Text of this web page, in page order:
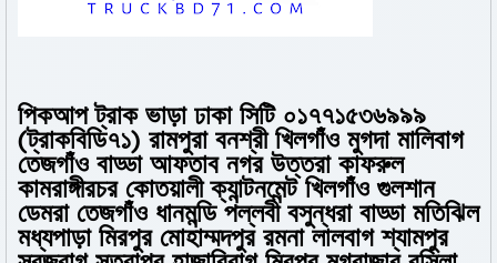
পিকআপ ট্রাক ভাড়া ঢাকা সিটি ০১৭৭১৫৩৬৯৯৯
(ট্রাকবিডি৭১) রামপুরা বনশ্রী খিলগাঁও মুগদা মালিবাগ
তেজগাঁও বাড্ডা আফতাব নগর উত্তরা কাফরুল
কামরাঙ্গীরচর কোতয়ালী ক্যান্টনমেন্ট খিলগাঁও গুলশান
ডেমরা তেজগাঁও ধানমন্ডি পল্লবী বসুন্ধরা বাড্ডা মতিঝিল
মধ্যপাড়া মিরপুর মোহাম্মদপুর রমনা লালবাগ শ্যামপুর